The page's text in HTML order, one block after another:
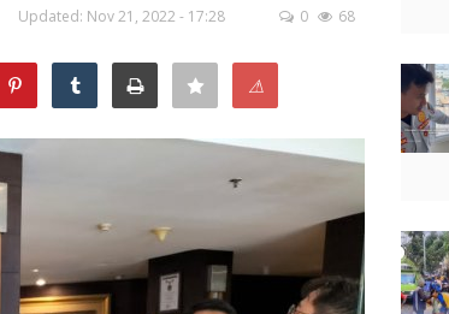
Updated: Nov 21, 2022 - 17:28 0 68
⚠